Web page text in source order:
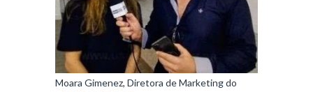
Moara Gimenez, Diretora de Marketing do